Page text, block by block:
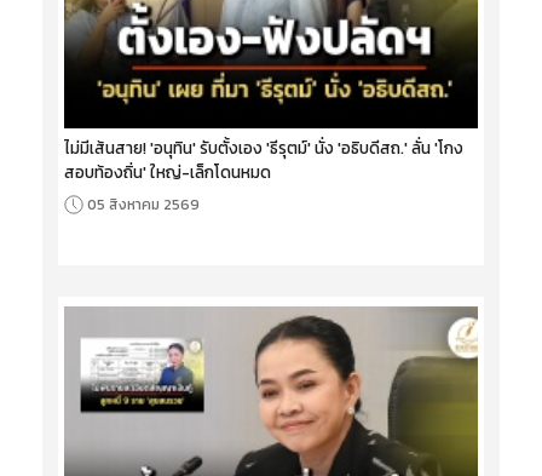
ไม่มีเส้นสาย! 'อนุทิน' รับตั้งเอง 'ธีรุตม์' นั่ง 'อธิบดีสถ.' ลั่น 'โกง
สอบท้องถิ่น' ใหญ่-เล็กโดนหมด
05 สิงหาคม 2569